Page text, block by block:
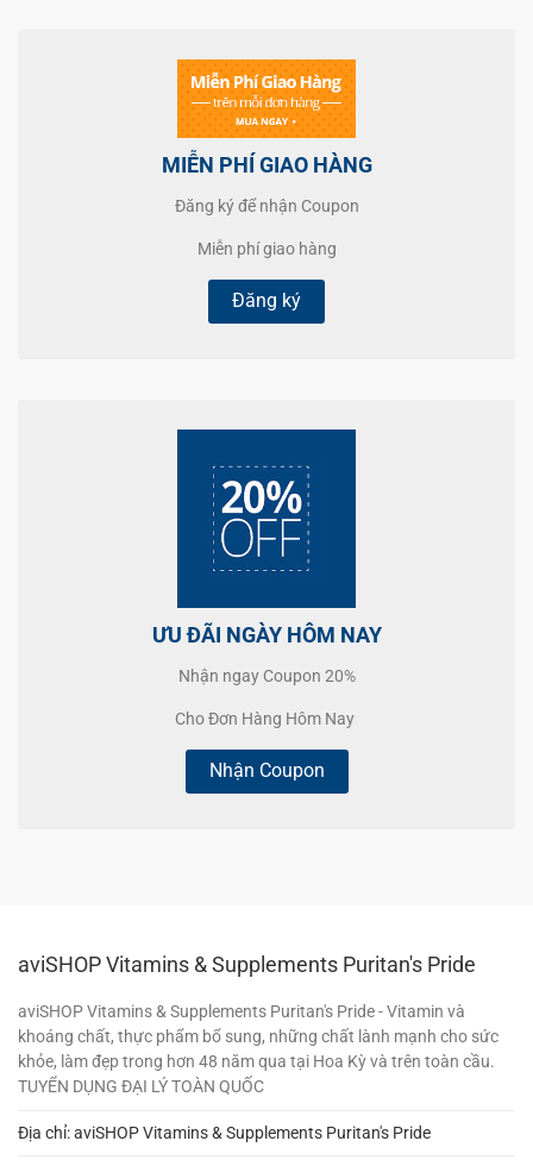
MIỄN PHÍ GIAO HÀNG
Đăng ký để nhận Coupon
Miễn phí giao hàng
Đăng ký
ƯU ĐÃI NGÀY HÔM NAY
Nhận ngay Coupon 20%
Cho Đơn Hàng Hôm Nay
Nhận Coupon
aviSHOP Vitamins & Supplements Puritan's Pride
aviSHOP Vitamins & Supplements Puritan's Pride - Vitamin và
khoáng chất, thực phẩm bổ sung, những chất lành mạnh cho sức
khỏe, làm đẹp trong hơn 48 năm qua tại Hoa Kỳ và trên toàn cầu.
TUYỂN DỤNG ĐẠI LÝ TOÀN QUỐC
Địa chỉ: aviSHOP Vitamins & Supplements Puritan's Pride